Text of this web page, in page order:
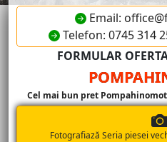
Email:
Telefon: 0745 314
FORMULAR
Cel mai bun pret
Fotografiază Seria piesei